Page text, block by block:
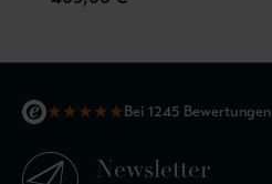
★★★★★Bei 1245 Bewertungen
Newsletter